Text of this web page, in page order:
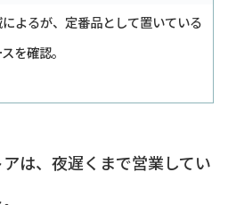
よるが、定番品として置いている
を確認。
は、夜遅くまで営業してい